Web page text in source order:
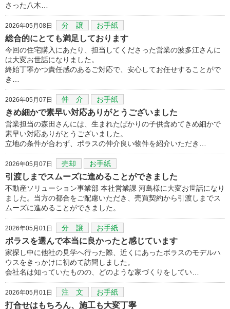
さった八木…
2026年05月08日 分 譲 お手紙
総合的にとても満足しております
今回の住宅購入にあたり、担当してくださった営業の波多江さんに
は大変お世話になりました。
終始丁寧かつ責任感のあるご対応で、安心してお任せすることがで
き…
2026年05月07日 仲 介 お手紙
きめ細かで素早い対応ありがとうございました
営業担当の森田さんには、生まれたばかりの子供含めてきめ細かで
素早い対応ありがとうございました。
立地の条件が合わず、ポラスの仲介良い物件を紹介いただき…
2026年05月07日 売却 お手紙
引渡しまでスムーズに進めることができました
不動産ソリューション事業部 本社営業課 河島様に大変お世話になり
ました。当方の都合をご配慮いただき、売買契約から引渡しまでス
ムーズに進めることができました。
2026年05月01日 分 譲 お手紙
ポラスを選んで本当に良かったと感じています
家探し中に他社の見学へ行った際、近くにあったボラスのモデルハ
ウスをきっかけに初めて訪問しました。
会社名は知っていたものの、どのような家づくりをしてい…
2026年05月01日 注 文 お手紙
打合せはもちろん、施工も大変丁寧